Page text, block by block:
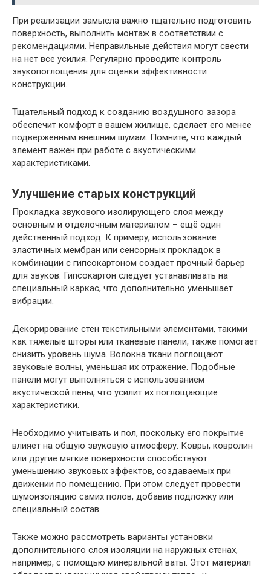
При реализации замысла важно тщательно подготовить
поверхность, выполнить монтаж в соответствии с
рекомендациями. Неправильные действия могут свести
на нет все усилия. Регулярно проводите контроль
звукопоглощения для оценки эффективности
конструкции.
Тщательный подход к созданию воздушного зазора
обеспечит комфорт в вашем жилище, сделает его менее
подверженным внешним шумам. Помните, что каждый
элемент важен при работе с акустическими
характеристиками.
Улучшение старых конструкций
Прокладка звукового изолирующего слоя между
основным и отделочным материалом – ещё один
действенный подход. К примеру, использование
эластичных мембран или сенсорных прокладок в
комбинации с гипсокартоном создает прочный барьер
для звуков. Гипсокартон следует устанавливать на
специальный каркас, что дополнительно уменьшает
вибрации.
Декорирование стен текстильными элементами, такими
как тяжелые шторы или тканевые панели, также помогает
снизить уровень шума. Волокна ткани поглощают
звуковые волны, уменьшая их отражение. Подобные
панели могут выполняться с использованием
акустической пены, что усилит их поглощающие
характеристики.
Необходимо учитывать и пол, поскольку его покрытие
влияет на общую звуковую атмосферу. Ковры, ковролин
или другие мягкие поверхности способствуют
уменьшению звуковых эффектов, создаваемых при
движении по помещению. При этом следует провести
шумоизоляцию самих полов, добавив подложку или
специальный состав.
Также можно рассмотреть варианты установки
дополнительного слоя изоляции на наружных стенах,
например, с помощью минеральной ваты. Этот материал